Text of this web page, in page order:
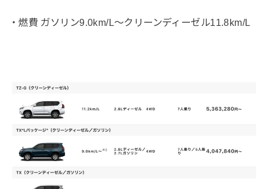
・燃費 ガソリン9.0km/L〜クリーンディーゼル11.8km/L